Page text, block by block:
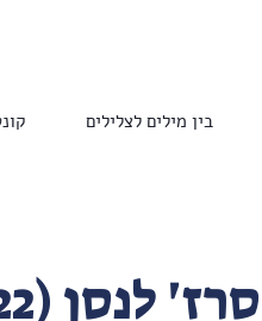
בין מילים לצלילים